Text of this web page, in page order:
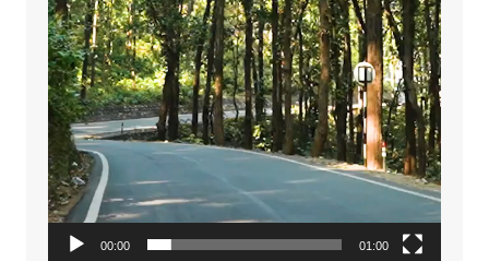
00:00 01:00